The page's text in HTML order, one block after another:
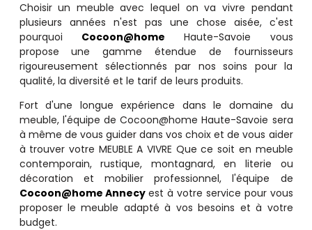
Choisir un meuble avec lequel on va vivre pendant
plusieurs années n'est pas une chose aisée, c'est
pourquoi Cocoon@home
Haute-Savoie vous
propose une gamme étendue de fournisseurs
rigoureusement sélectionnés par nos soins pour la
qualité, la diversité et le tarif de leurs produits.
Fort d'une longue expérience dans le domaine du
meuble, l'équipe de Cocoon@home Haute-Savoie sera
à même de vous guider dans vos choix et de vous aider
à trouver votre MEUBLE A VIVRE Que ce soit en meuble
contemporain, rustique, montagnard, en literie ou
décoration et mobilier professionnel, l'équipe de
Cocoon@home Annecy est à votre service pour vous
proposer le meuble adapté à vos besoins et à votre
budget.